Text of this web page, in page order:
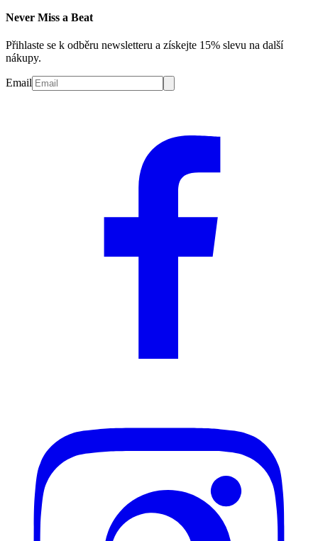
Never Miss a Beat
Přihlaste se k odběru newsletteru a získejte 15% slevu na další
nákupy.
Email